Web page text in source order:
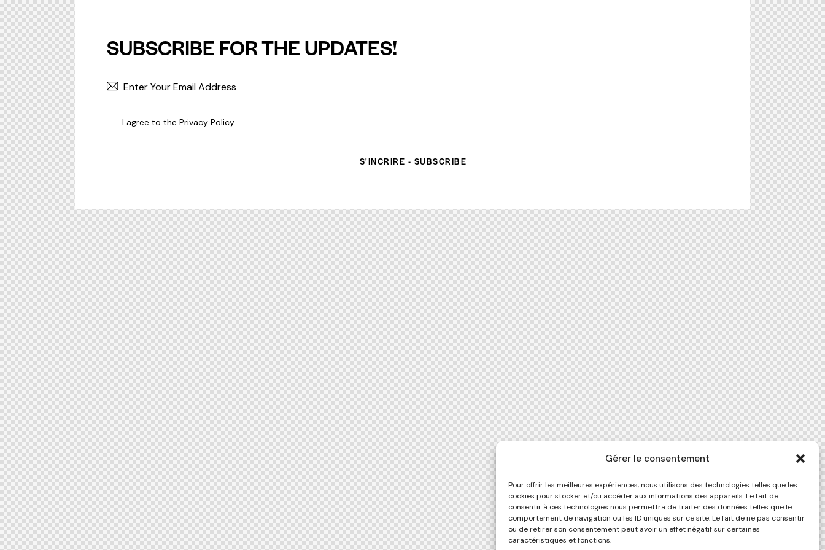
Gérer le consentement
Pour offrir les meilleures expériences, nous utilisons des technologies telles que les
cookies pour stocker et/ou accéder aux informations des appareils. Le fait de
consentir à ces technologies nous permettra de traiter des données telles que le
comportement de navigation ou les ID uniques sur ce site. Le fait de ne pas consentir
ou de retirer son consentement peut avoir un effet négatif sur certaines
caractéristiques et fonctions.
SUBSCRIBE FOR THE UPDATES!
S'INCRIRE - SUBSCRIBE
I agree to the Privacy Policy.